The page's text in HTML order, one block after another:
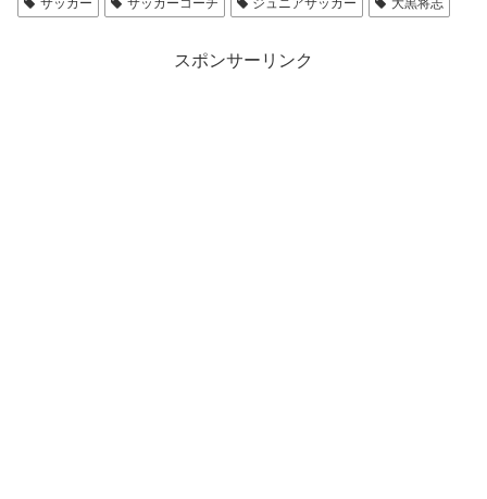
サッカー サッカーコーチ ジュニアサッカー 大黒将志
スポンサーリンク